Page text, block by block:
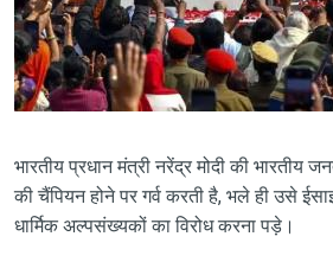
भारतीय प्रधान मंत्री नरेंद्र मोदी की भारतीय
की चैंपियन होने पर गर्व करती है, भले ही उसे
धार्मिक अल्पसंख्यकों का विरोध करना पड़े।